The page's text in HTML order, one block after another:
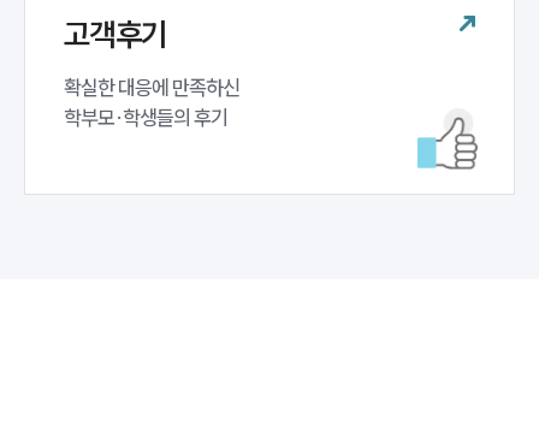
고객후기
확실한 대응에 만족하신
학부모·학생들의 후기